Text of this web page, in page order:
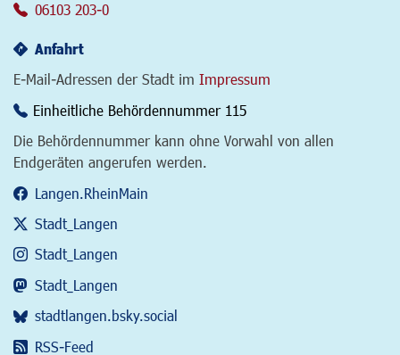
06103 203-0
Anfahrt
E-Mail-Adressen der Stadt im Impressum
Einheitliche Behördennummer 115
Die Behördennummer kann ohne Vorwahl von allen
Endgeräten angerufen werden.
Langen.RheinMain
Stadt_Langen
Stadt_Langen
Stadt_Langen
stadtlangen.bsky.social
RSS-Feed